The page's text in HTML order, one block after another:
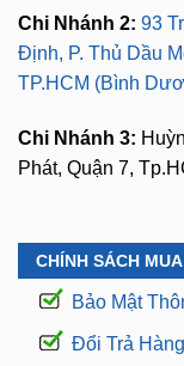
Chi Nhánh 2: 93
Định, P. Thủ Dầu
TP.HCM (Bình
Chi Nhánh 3:
Phát, Quận 7,
CHÍNH SÁCH
Bảo Mật
Đổi Trả Hàng